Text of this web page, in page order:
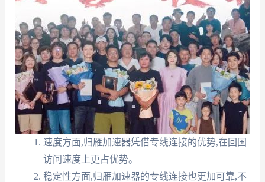
速度方面,归雁加速器凭借专线连接的优势,在回国
访问速度上更占优势。
稳定性方面,归雁加速器的专线连接也更加可靠,不